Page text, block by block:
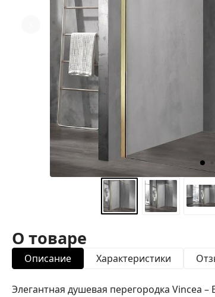
О товаре
Описание Характеристики
Элегантная душевая перегородка Vincea